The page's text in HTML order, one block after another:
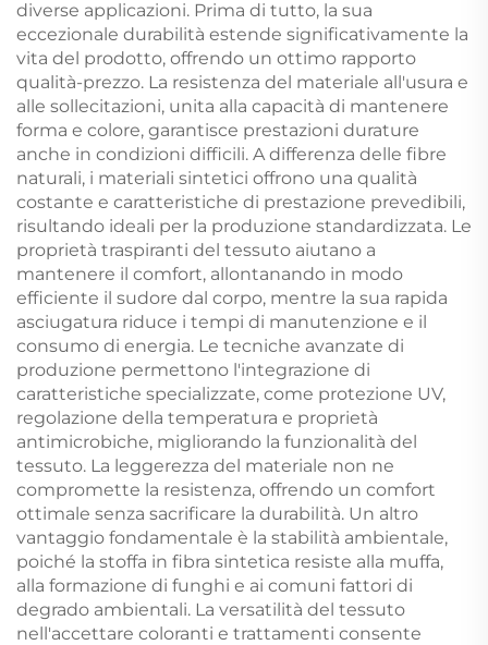
diverse applicazioni. Prima di tutto, la sua
eccezionale durabilità estende significativamente la
vita del prodotto, offrendo un ottimo rapporto
qualità-prezzo. La resistenza del materiale all'usura e
alle sollecitazioni, unita alla capacità di mantenere
forma e colore, garantisce prestazioni durature
anche in condizioni difficili. A differenza delle fibre
naturali, i materiali sintetici offrono una qualità
costante e caratteristiche di prestazione prevedibili,
risultando ideali per la produzione standardizzata. Le
proprietà traspiranti del tessuto aiutano a
mantenere il comfort, allontanando in modo
efficiente il sudore dal corpo, mentre la sua rapida
asciugatura riduce i tempi di manutenzione e il
consumo di energia. Le tecniche avanzate di
produzione permettono l'integrazione di
caratteristiche specializzate, come protezione UV,
regolazione della temperatura e proprietà
antimicrobiche, migliorando la funzionalità del
tessuto. La leggerezza del materiale non ne
compromette la resistenza, offrendo un comfort
ottimale senza sacrificare la durabilità. Un altro
vantaggio fondamentale è la stabilità ambientale,
poiché la stoffa in fibra sintetica resiste alla muffa,
alla formazione di funghi e ai comuni fattori di
degrado ambientali. La versatilità del tessuto
nell'accettare coloranti e trattamenti consente